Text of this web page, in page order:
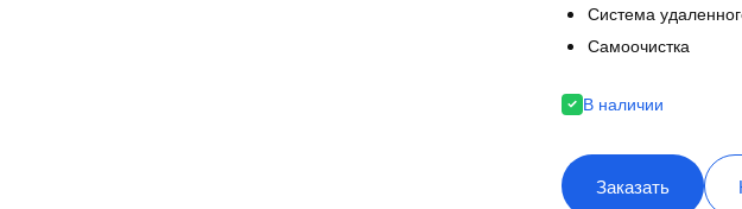
Система
Самоочистка
В наличии
Заказать